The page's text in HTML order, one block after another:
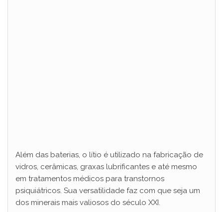
Além das baterias, o lítio é utilizado na fabricação de
vidros, cerâmicas, graxas lubrificantes e até mesmo
em tratamentos médicos para transtornos
psiquiátricos. Sua versatilidade faz com que seja um
dos minerais mais valiosos do século XXI.